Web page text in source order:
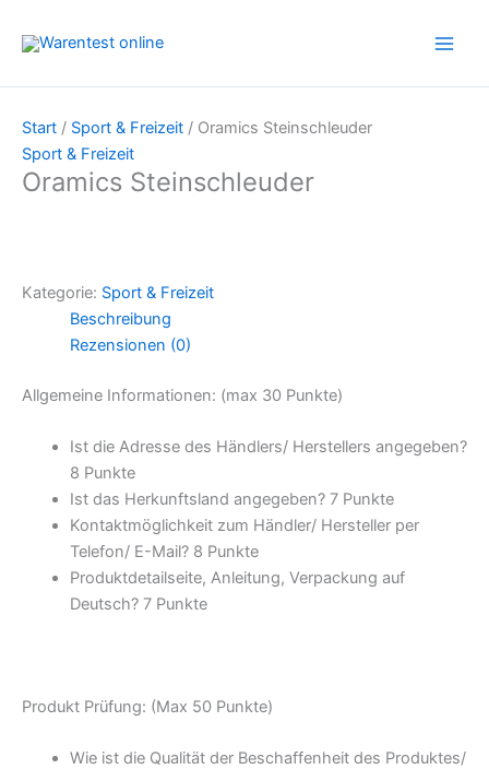
Inhalt
Start / Sport & Freizeit / Oramics Steinschleuder
Sport & Freizeit
Oramics Steinschleuder
Kategorie: Sport & Freizeit
Beschreibung
Rezensionen (0)
Allgemeine Informationen: (max 30 Punkte)
Ist die Adresse des Händlers/ Herstellers angegeben?
8 Punkte
Ist das Herkunftsland angegeben? 7 Punkte
Kontaktmöglichkeit zum Händler/ Hersteller per
Telefon/ E-Mail? 8 Punkte
Produktdetailseite, Anleitung, Verpackung auf
Deutsch? 7 Punkte
Produkt Prüfung: (Max 50 Punkte)
Wie ist die Qualität der Beschaffenheit des Produktes/